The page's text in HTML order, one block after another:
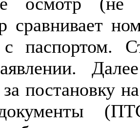
сравнивает
паспортом.
постановку